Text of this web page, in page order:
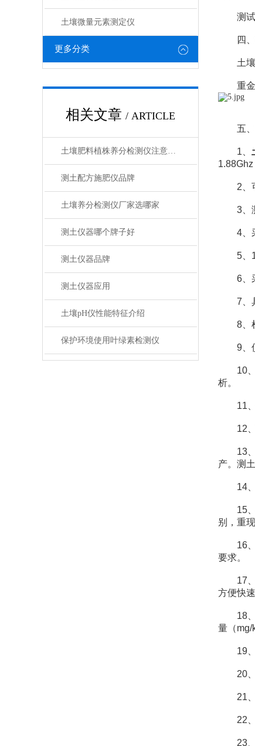
土壤微量元素测定仪
更多分类
相关文章 / ARTICLE
土壤肥料植株养分检测仪注意事项
测土配方施肥仪品牌
土壤养分检测仪厂家选哪家
测土仪器哪个牌子好
测土仪器品牌
测土仪器应用
土壤pH仪性能特征介绍
保护环境使用叶绿素检测仪
测试一
四、
土壤氮
重金
五、
1、
2、可
3、测
4、采
5、12
6、采
7、具
8、检
9、仪
10、
析。
11、
12、
13、
产。测
14、
15、4
别，重
16、
要求。
17、
方便快
18、
量（mg/
19、高
20、
21、可
22、
23、